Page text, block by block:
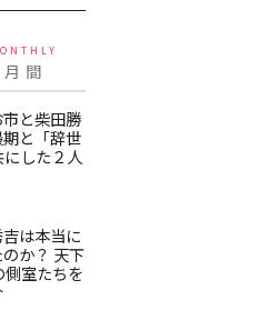
月 間
市と柴田勝
と「辞世
した２人
吉は本当に
のか？ 天下
側室たちを